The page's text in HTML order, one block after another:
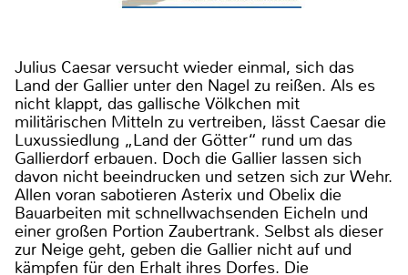
Julius Caesar versucht wieder einmal, sich das
Land der Gallier unter den Nagel zu reißen. Als es
nicht klappt, das gallische Völkchen mit
militärischen Mitteln zu vertreiben, lässt Caesar die
Luxussiedlung „Land der Götter“ rund um das
Gallierdorf erbauen. Doch die Gallier lassen sich
davon nicht beeindrucken und setzen sich zur Wehr.
Allen voran sabotieren Asterix und Obelix die
Bauarbeiten mit schnellwachsenden Eicheln und
einer großen Portion Zaubertrank. Selbst als dieser
zur Neige geht, geben die Gallier nicht auf und
kämpfen für den Erhalt ihres Dorfes. Die